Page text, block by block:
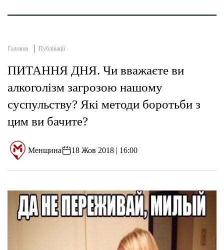
Головна Публікації
ПИТАННЯ ДНЯ. Чи вважаєте ви
алкоголізм загрозою нашому
суспульству? Які методи боротьби з
цим ви бачите?
Менщина 18 Жов 2018 | 16:00